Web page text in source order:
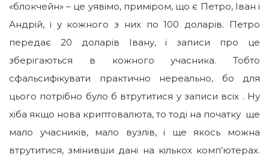
«блокчейн» – це уявімо, приміром, що є Петро, Іван і
Андрій, і у кожного з них по 100 доларів. Петро
передає 20 доларів Івану, і записи про це
зберігаються в кожного учасника. Тобто
сфальсифікувати практично нереально, бо для
цього потрібно було б втрутитися у записи всіх . Ну
хіба якщо нова криптовалюта, то тоді на початку ще
мало учасників, мало вузлів, і ще якось можна
втрутитися, змінивши дані на кількох комп’ютерах.